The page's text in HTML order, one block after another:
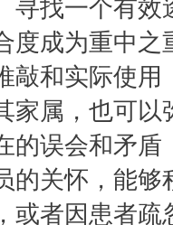
找一个有效途
度成为重中
敲和实际使
家属，也可
的误会和矛盾
的关怀，能
或者因患者疏